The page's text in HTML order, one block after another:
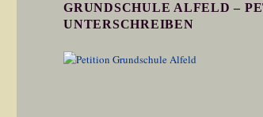
GRUNDSCHULE ALFELD –
UNTERSCHREIBEN